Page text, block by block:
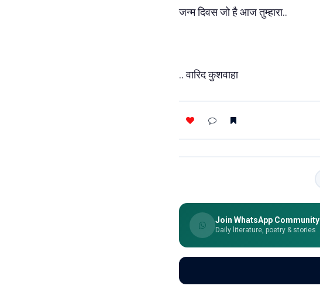
जन्म दिवस जो है आज तुम्हारा..
.. वारिद कुशवाहा
Join WhatsApp Community
Daily literature, poetry & stories